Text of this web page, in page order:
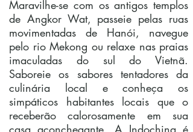
Maravilhe-se com os antigos templos
de Angkor Wat, passeie pelas ruas
movimentadas de Hanói, navegue
pelo rio Mekong ou relaxe nas praias
imaculadas do sul do Vietnã.
Saboreie os sabores tentadores da
culinária local e conheça os
simpáticos habitantes locais que o
receberão calorosamente em sua
casa aconchegante. A Indochina é